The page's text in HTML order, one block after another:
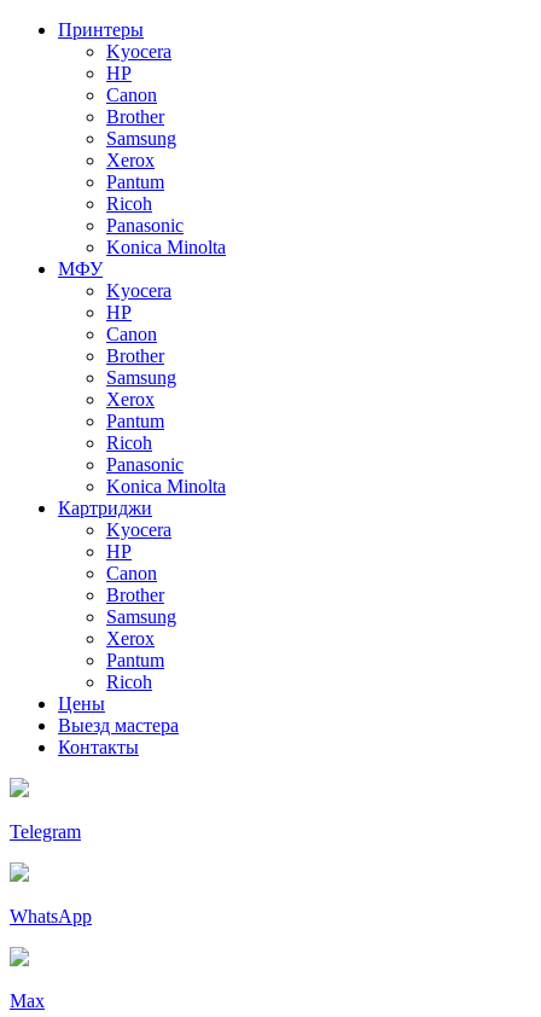
Принтеры
Kyocera
HP
Canon
Brother
Samsung
Xerox
Pantum
Ricoh
Panasonic
Konica Minolta
МФУ
Kyocera
HP
Canon
Brother
Samsung
Xerox
Pantum
Ricoh
Panasonic
Konica Minolta
Картриджи
Kyocera
HP
Canon
Brother
Samsung
Xerox
Pantum
Ricoh
Цены
Выезд мастера
Контакты
Telegram
WhatsApp
Max